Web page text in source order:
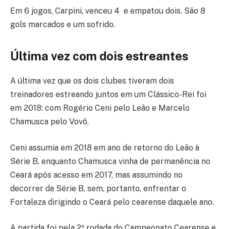
Em 6 jogos, Carpini, venceu 4 e empatou dois. São 8
gols marcados e um sofrido.
Última vez com dois estreantes
A última vez que os dois clubes tiveram dois
treinadores estreando juntos em um Clássico-Rei foi
em 2018: com Rogério Ceni pelo Leão e Marcelo
Chamusca pelo Vovô.
Ceni assumia em 2018 em ano de retorno do Leão à
Série B, enquanto Chamusca vinha de permanência no
Ceará após acesso em 2017, mas assumindo no
decorrer da Série B, sem, portanto, enfrentar o
Fortaleza dirigindo o Ceará pelo cearense daquele ano.